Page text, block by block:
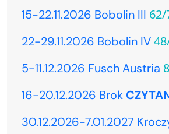
15-22.11.2026 Bobolin III 62/
22-29.11.2026 Bobolin IV
5-11.12.2026 Fusch Austria
16-20.12.2026 Brok
30.12.2026-7.01.2027